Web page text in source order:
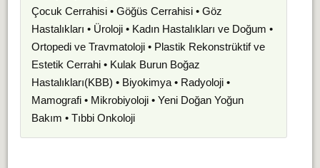
Çocuk Cerrahisi • Göğüs Cerrahisi • Göz
Hastalıkları • Üroloji • Kadın Hastalıkları ve Doğum •
Ortopedi ve Travmatoloji • Plastik Rekonstrüktif ve
Estetik Cerrahi • Kulak Burun Boğaz
Hastalıkları(KBB) • Biyokimya • Radyoloji •
Mamografi • Mikrobiyoloji • Yeni Doğan Yoğun
Bakım • Tıbbi Onkoloji